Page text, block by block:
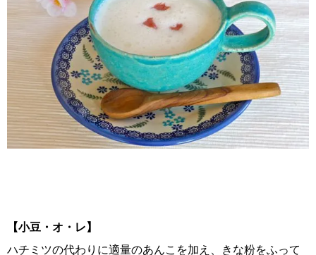
【小豆・オ・レ】
ハチミツの代わりに適量のあんこを加え、きな粉をふって